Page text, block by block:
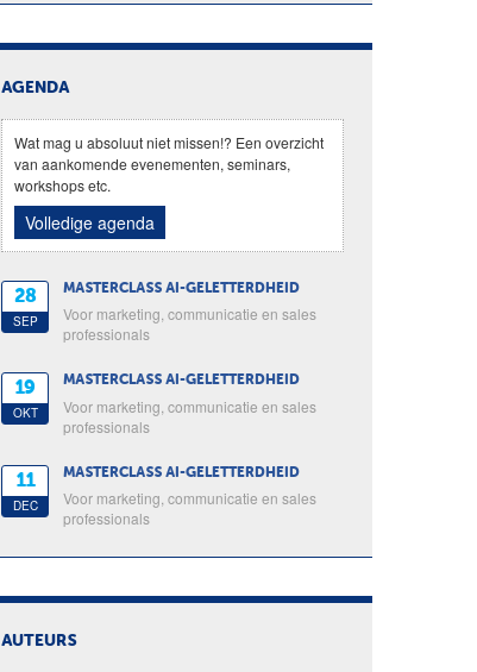
AGENDA
Wat mag u absoluut niet missen!? Een overzicht
van aankomende evenementen, seminars,
workshops etc.
Volledige agenda
28
SEP
MASTERCLASS AI-GELETTERDHEID
Voor marketing, communicatie en sales
professionals
19
OKT
MASTERCLASS AI-GELETTERDHEID
Voor marketing, communicatie en sales
professionals
11
DEC
MASTERCLASS AI-GELETTERDHEID
Voor marketing, communicatie en sales
professionals
AUTEURS